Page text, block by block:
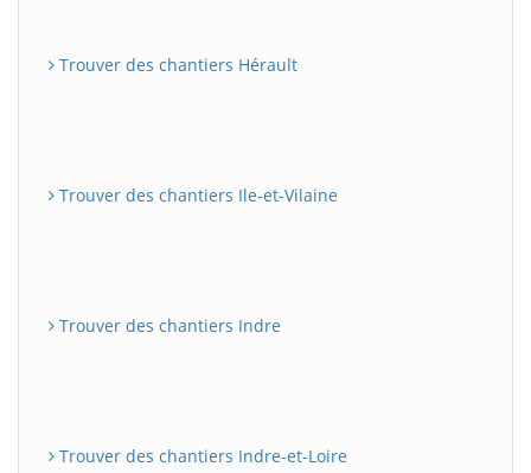
Trouver des chantiers Hérault
Trouver des chantiers Ile-et-Vilaine
Trouver des chantiers Indre
Trouver des chantiers Indre-et-Loire